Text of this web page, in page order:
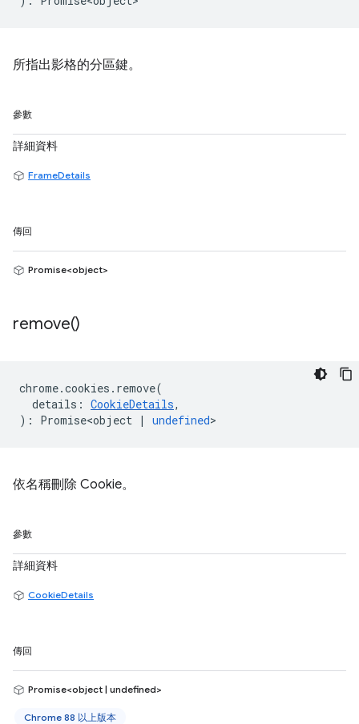
所指出影格的分區鍵。
參數
詳細資料
FrameDetails
傳回
Promise<object>
remove()
chrome.cookies . remove(
details : CookieDetails,
) : Promise<object | undefined>
依名稱刪除 Cookie。
參數
詳細資料
CookieDetails
傳回
Promise<object | undefined>
Chrome 88 以上版本